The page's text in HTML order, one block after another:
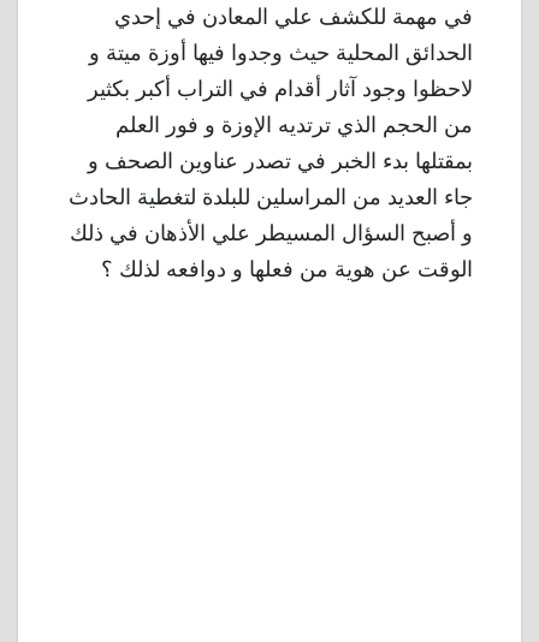
في مهمة للكشف علي المعادن في إحدي
الحدائق المحلية حيث وجدوا فيها أوزة ميتة و
لاحظوا وجود آثار أقدام في التراب أكبر بكثير
من الحجم الذي ترتديه الإوزة و فور العلم
بمقتلها بدء الخبر في تصدر عناوين الصحف و
جاء العديد من المراسلين للبلدة لتغطية الحادث
و أصبح السؤال المسيطر علي الأذهان في ذلك
الوقت عن هوية من فعلها و دوافعه لذلك ؟